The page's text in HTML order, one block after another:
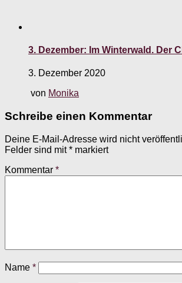
3. Dezember: Im Winterwald. Der
3. Dezember 2020
von Monika
Schreibe einen Kommentar
Deine E-Mail-Adresse wird nicht
Felder sind mit* markiert
Kommentar *
Name *